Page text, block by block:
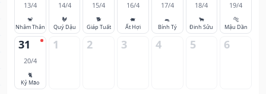
13/4
🐒
Nhâm Thân
14/4
🐓
Quý Dậu
15/4
🐕
Giáp Tuất
16/4
🐖
Ất Hợi
17/4
🐀
Bính Tý
18/4
🐂
Đinh Sửu
19/4
🐅
Mậu Dần
31
20/4
🐈
Kỷ Mão
1 2 3 4 5 6